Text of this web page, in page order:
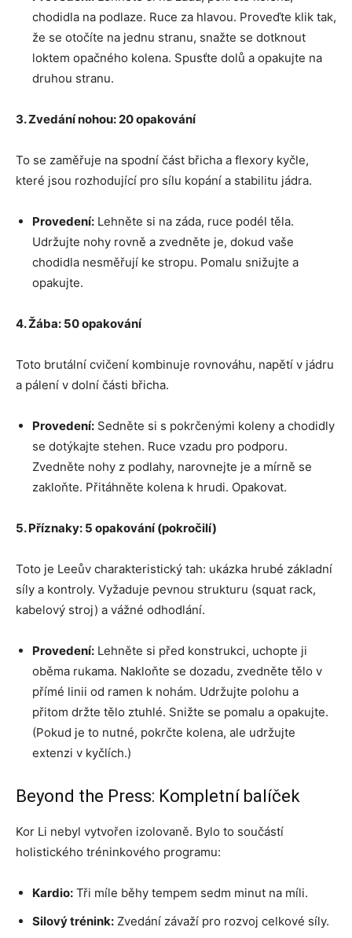
chodidla na podlaze. Ruce za hlavou. Proveďte klik tak,
že se otočíte na jednu stranu, snažte se dotknout
loktem opačného kolena. Spusťte dolů a opakujte na
druhou stranu.
3. Zvedání nohou: 20 opakování
To se zaměřuje na spodní část břicha a flexory kyčle,
které jsou rozhodující pro sílu kopání a stabilitu jádra.
Provedení: Lehněte si na záda, ruce podél těla.
Udržujte nohy rovně a zvedněte je, dokud vaše
chodidla nesměřují ke stropu. Pomalu snižujte a
opakujte.
4. Žába: 50 opakování
Toto brutální cvičení kombinuje rovnováhu, napětí v jádru
a pálení v dolní části břicha.
Provedení: Sedněte si s pokrčenými koleny a chodidly
se dotýkajte stehen. Ruce vzadu pro podporu.
Zvedněte nohy z podlahy, narovnejte je a mírně se
zakloňte. Přitáhněte kolena k hrudi. Opakovat.
5. Příznaky: 5 opakování (pokročilí)
Toto je Leeův charakteristický tah: ukázka hrubé základní
síly a kontroly. Vyžaduje pevnou strukturu (squat rack,
kabelový stroj) a vážné odhodlání.
Provedení: Lehněte si před konstrukci, uchopte ji
oběma rukama. Nakloňte se dozadu, zvedněte tělo v
přímé linii od ramen k nohám. Udržujte polohu a
přitom držte tělo ztuhlé. Snižte se pomalu a opakujte.
(Pokud je to nutné, pokrčte kolena, ale udržujte
extenzi v kyčlích.)
Beyond the Press: Kompletní balíček
Kor Li nebyl vytvořen izolovaně. Bylo to součástí
holistického tréninkového programu:
Kardio: Tři míle běhy tempem sedm minut na míli.
Silový trénink: Zvedání závaží pro rozvoj celkové síly.